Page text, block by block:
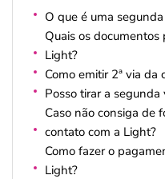
O que é uma
Quais os documentos
Light?
Como emitir 2ª via
Posso tirar a
Caso não consiga de
contato com a Light?
Como fazer o
Light?